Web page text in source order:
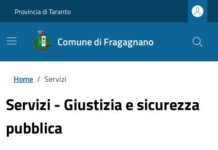
Provincia di Taranto
Comune di Fragagnano
Home / Servizi
Servizi - Giustizia e sicurezza
pubblica